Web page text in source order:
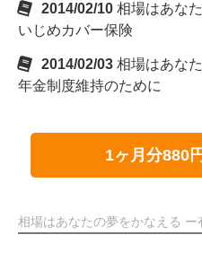
2014/02/10 相場はあな
いじめカバー保険
2014/02/03 相場はあな
年金制度維持のために
1ヶ月分880
相場はあなたの夢をかなえる ー